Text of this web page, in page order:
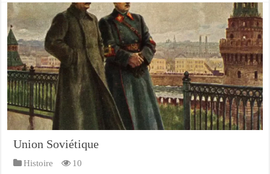
Union Soviétique
Histoire 10